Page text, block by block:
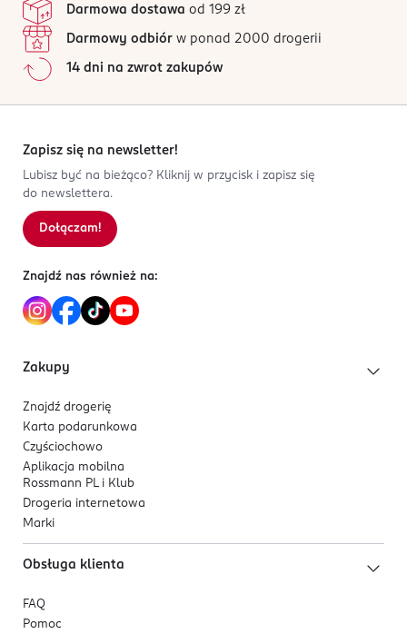
Darmowa dostawa od 199 zł
Darmowy odbiór w ponad 2000 drogerii
14 dni na zwrot zakupów
Zapisz się na newsletter!
Lubisz być na bieżąco? Kliknij w przycisk i zapisz się
do newslettera.
Dołączam!
Znajdź nas również na:
Zakupy
Znajdź drogerię
Karta podarunkowa
Czyściochowo
Aplikacja mobilna
Rossmann PL i Klub
Drogeria internetowa
Marki
Obsługa klienta
FAQ
Pomoc